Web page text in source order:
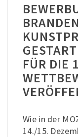
FÜR DIE
Wie in der
14./15.